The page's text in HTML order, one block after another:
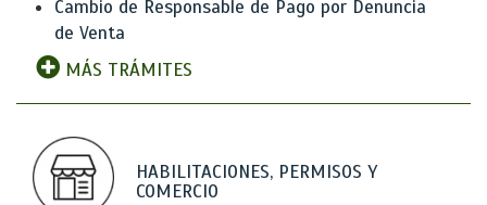
Cambio de Responsable de Pago por Denuncia
de Venta
MÁS TRÁMITES
HABILITACIONES, PERMISOS Y
COMERCIO